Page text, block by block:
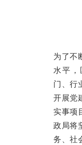
为了不
水平
门、行
开展党
实事项
政局将
务、社